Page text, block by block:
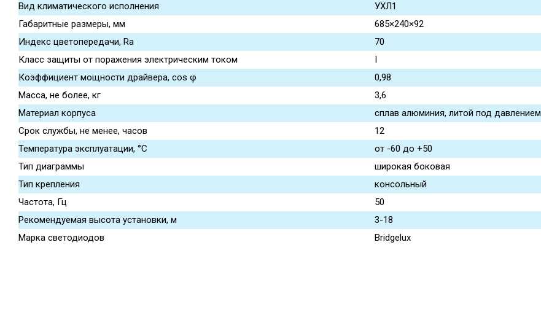
Вид климатического исполнения
УХЛ1
Габаритные размеры, мм
685×240×92
Индекс цветопередачи, Ra
70
Класс защиты от поражения электрическим током
I
Коэффициент мощности драйвера, cos φ
0,98
Масса, не более, кг
3,6
Материал корпуса
сплав алюминия, литой под давлением
Срок службы, не менее, часов
12
Температура эксплуатации, °С
от -60 до +50
Тип диаграммы
широкая боковая
Тип крепления
консольный
Частота, Гц
50
Рекомендуемая высота установки, м
3-18
Марка светодиодов
Bridgelux